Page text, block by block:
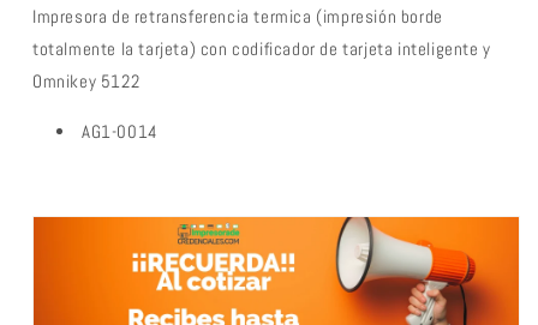
Impresora
Ambas
caras,
de
con
inteligente
Impresora
Ambas
caras,
inteligente
Impresora de retransferencia termica (impresión borde
totalmente la tarjeta) con codificador de tarjeta inteligente y
Omnikey 5122
AG1-0014